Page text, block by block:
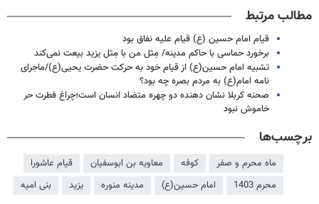
مطالب مرتبط
قیام امام حسین (ع) قیام علیه نفاق بود
برخورد حماسی با حاكم مدینه/ مِثل من با مِثل یزید بیعت نمی‌كند
تشبیه امام حسین(ع) از قیام خود به حرکت حضرت یحیی(ع)/ماجرای
نامه امام(ع) به مردم بصره چه بود؟
صحنه کربلا نشان دهنده دو چهره متضاد انسان است؛چراغ فطرت حر
خاموش نبود
برچسب‌ها
ماه محرم و صفر کوفه معاویه بن ابوسفیان
قیام عاشورا
محرم 1403
امام حسین(ع) مدینه منوره یزید بنی امیه